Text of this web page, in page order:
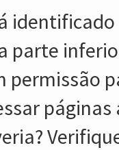
parte
permissão